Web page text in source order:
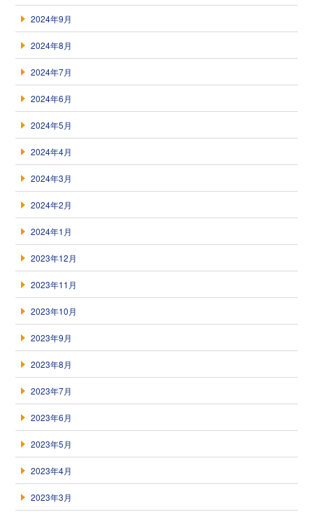
2024年9月
2024年8月
2024年7月
2024年6月
2024年5月
2024年4月
2024年3月
2024年2月
2024年1月
2023年12月
2023年11月
2023年10月
2023年9月
2023年8月
2023年7月
2023年6月
2023年5月
2023年4月
2023年3月